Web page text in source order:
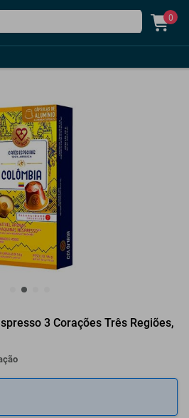
0
3 Corações Três Regiões,